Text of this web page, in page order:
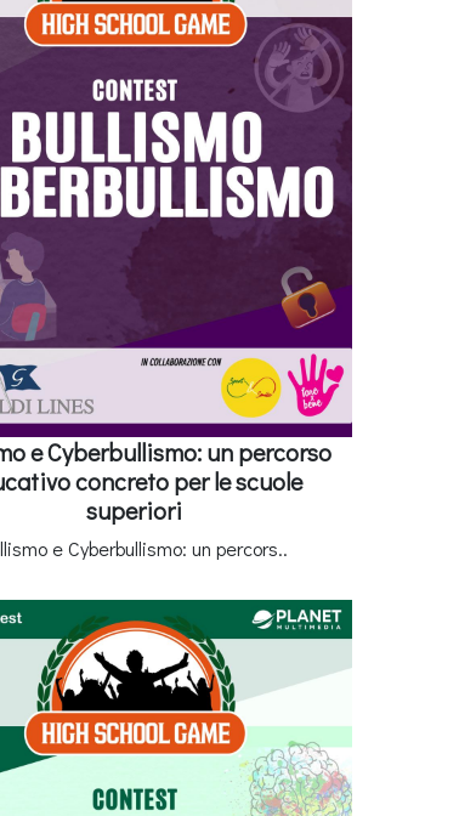
e Cyberbullismo: un percorso
concreto per le scuole
superiori
e Cyberbullismo: un percors..